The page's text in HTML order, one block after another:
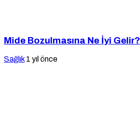
Mide Bozulmasına Ne İyi Gelir?
Sağlık 1 yıl önce